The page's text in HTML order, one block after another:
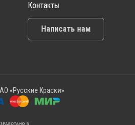
Контакты
Написать нам
«Русские Краски»